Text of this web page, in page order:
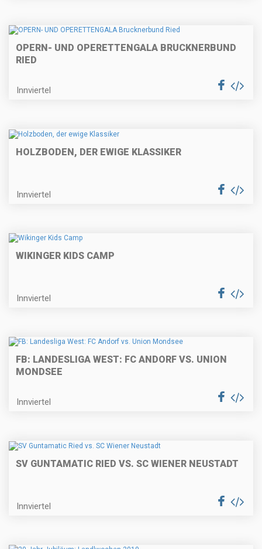
OPERN- UND OPERETTENGALA BRUCKNERBUND
RIED
Innviertel
HOLZBODEN, DER EWIGE KLASSIKER
Innviertel
WIKINGER KIDS CAMP
Innviertel
FB: LANDESLIGA WEST: FC ANDORF VS. UNION
MONDSEE
Innviertel
SV GUNTAMATIC RIED VS. SC WIENER NEUSTADT
Innviertel